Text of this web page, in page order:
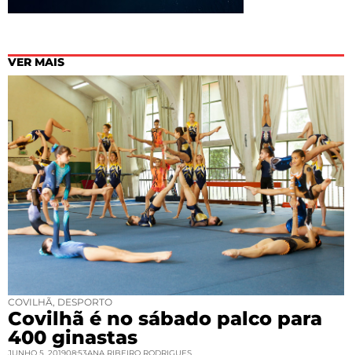
VER MAIS
COVILHÃ, DESPORTO
Covilhã é no sábado palco para
400 ginastas